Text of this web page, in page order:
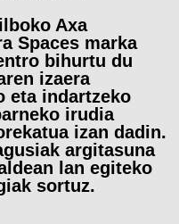
Axa
Spaces marka
bihurtu du
izaera
eta indartzeko
irudia
izan dadin.
argitasuna
lan egiteko
sortuz.